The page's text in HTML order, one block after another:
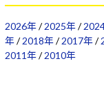
2026年/2025年/
年/2018年/2017年/
2011年/2010年